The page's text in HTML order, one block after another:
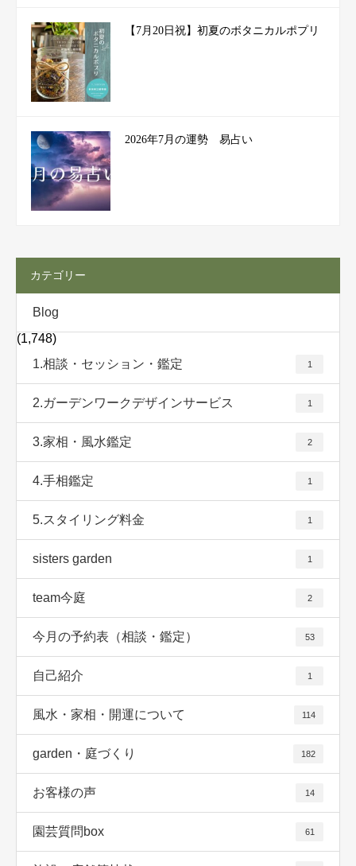
【7月20日祝】初夏のボタニカルポプリ
2026年7月の運勢 易占い
カテゴリー
Blog
(1,748)
1.相談・セッション・鑑定
1
2.ガーデンワークデザインサービス 1
3.家相・風水鑑定 2
4.手相鑑定 1
5.スタイリング料金 1
sisters garden 1
team今庭 2
今月の予約表（相談・鑑定） 53
自己紹介 1
風水・家相・開運について 114
garden・庭づくり 182
お客様の声 14
園芸質問box 61